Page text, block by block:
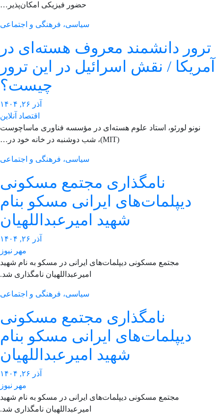
حضور فیزیکی امکان‌پذیر…
سیاسی، فرهنگی و اجتماعی
ترور دانشمند معروف هسته‌ای در
/ نقش اسرائیل در این ترور
چیست؟
آذر ۲۶, ۱۴۰۴
اقتصاد آنلاین
نونو لورئو، استاد علوم هسته‌ای در مؤسسه فناوری ماساچوست
سیاسی، فرهنگی و اجتماعی
نامگذاری مجتمع مسکونی
دیپلمات‌های ایرانی مسکو بنام
شهید امیرعبداللهیان
آذر ۲۶, ۱۴۰۴
مهر نیوز
مجتمع مسکونی دیپلمات‌های ایرانی در مسکو به نام شهید
امیرعبداللهیان نامگذاری شد.
سیاسی، فرهنگی و اجتماعی
نامگذاری مجتمع مسکونی
دیپلمات‌های ایرانی مسکو بنام
شهید امیرعبداللهیان
آذر ۲۶, ۱۴۰۴
مهر نیوز
مجتمع مسکونی دیپلمات‌های ایرانی در مسکو به نام شهید
امیرعبداللهیان نامگذاری شد.